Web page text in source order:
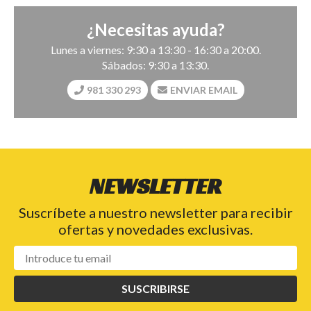
¿Necesitas ayuda?
Lunes a viernes: 9:30 a 13:30 - 16:30 a 20:00.
Sábados: 9:30 a 13:30.
981 330 293 ENVIAR EMAIL
NEWSLETTER
Suscríbete a nuestro newsletter para recibir
ofertas y novedades exclusivas.
SUSCRIBIRSE